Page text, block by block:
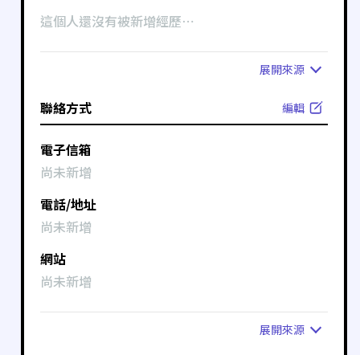
這個人還沒有被新增經歷⋯
展開來源
聯絡方式 編輯
電子信箱
尚未新增
電話/地址
尚未新增
網站
尚未新增
展開來源